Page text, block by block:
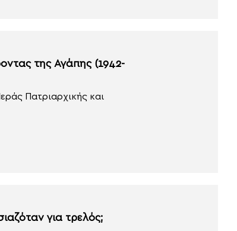
της Αγάπης (1942-
Πατριαρχικής και
για τρελός;